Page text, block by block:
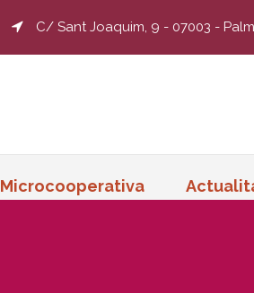
C/ Sant Joaquim, 9 - 07003 -
Microcooperativa